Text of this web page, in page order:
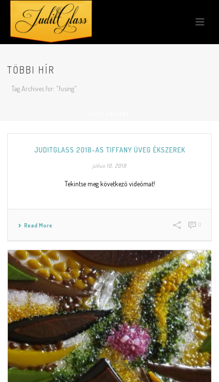
TÖBBI HÍR
Tag Archives for: "fusing"
JUDITGLASS 2018-AS TIFFANY ÜVEG ÉKSZEREK
július 10, 2018
Tekintse meg következő videómat!
Read More 0